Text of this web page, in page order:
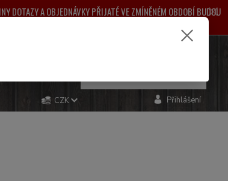
DOTAZY A OBJEDNÁVKY PŘIJATÉ VE ZMÍNĚNÉM OBDOBÍ BUDOU
CZK Přihlášení